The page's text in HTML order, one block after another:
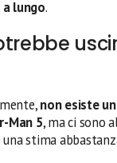
lungo.
non esiste
Man 5, ma ci sono
stima